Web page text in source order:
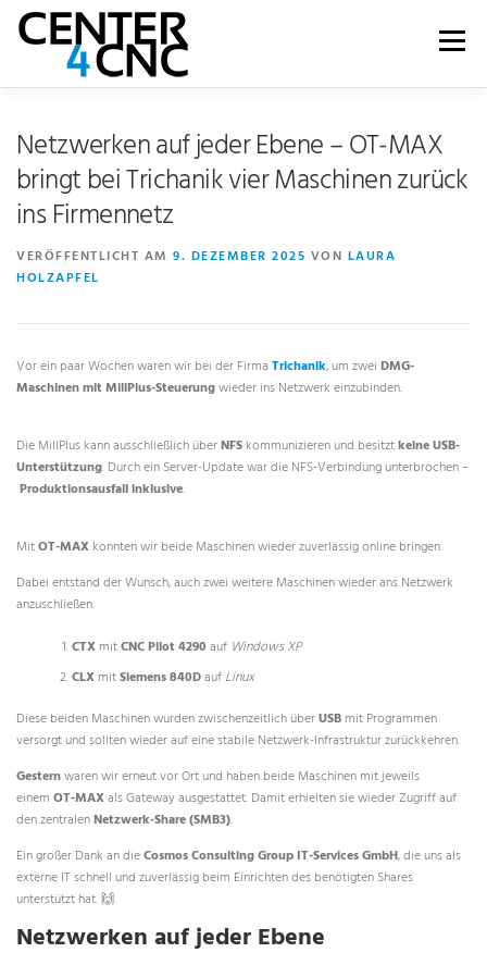
Menü
KARRIERE BLOG
Netzwerken auf jeder Ebene – OT-MAX
bringt bei Trichanik vier Maschinen zurück
ins Firmennetz
VERÖFFENTLICHT AM 9. DEZEMBER 2025 VON LAURA
HOLZAPFEL
Vor ein paar Wochen waren wir bei der FirmaTrichanik, um zweiDMG-
Maschinen mit MillPlus-Steuerungwieder ins Netzwerk einzubinden.
Die MillPlus kann ausschließlich überNFSkommunizieren und besitztkeine USB-
Unterstützung. Durch ein Server-Update war die NFS-Verbindung unterbrochen –
Produktionsausfall inklusive.
MitOT-MAXkonnten wir beide Maschinen wieder zuverlässig online bringen.
Dabei entstand der Wunsch, auch zwei weitere Maschinen wieder ans Netzwerk
anzuschließen:
CTXmitCNC Pilot 4290auf Windows XP
CLXmitSiemens 840DaufLinux
Diese beiden Maschinen wurden zwischenzeitlich überUSBmit Programmen
versorgt und sollten wieder auf eine stabile Netzwerk-Infrastruktur zurückkehren.
Gesternwaren wir erneut vor Ort und haben beide Maschinen mit jeweils
einemOT-MAXals Gateway ausgestattet. Damit erhielten sie wieder Zugriff auf
den zentralenNetzwerk-Share (SMB3).
Ein großer Dank an dieCosmos Consulting Group IT-Services GmbH, die uns als
externe IT schnell und zuverlässig beim Einrichten des benötigten Shares
unterstützt hat. 🙌
Netzwerken auf jeder Ebene